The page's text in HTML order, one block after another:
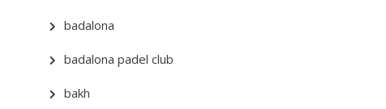
badalona
badalona padel club
bakh